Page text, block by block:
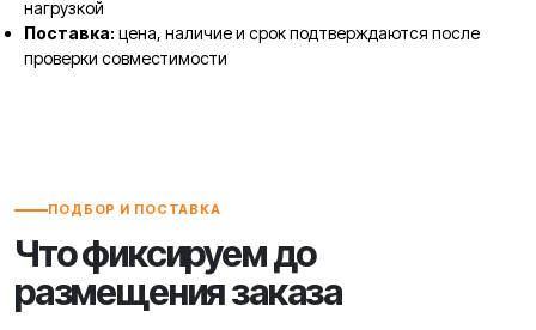
нагрузкой
Поставка: цена, наличие и срок подтверждаются после
проверки совместимости
ПОДБОР И ПОСТАВКА
Что фиксируем до
размещения заказа